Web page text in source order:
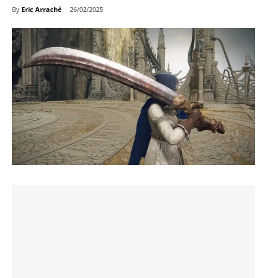
By Eric Arraché 26/02/2025